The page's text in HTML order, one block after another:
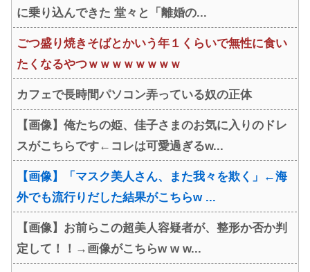
に乗り込んできた 堂々と「離婚の...
ごつ盛り焼きそばとかいう年１くらいで無性に食い
たくなるやつｗｗｗｗｗｗｗｗ
カフェで長時間パソコン弄っている奴の正体
【画像】俺たちの姫、佳子さまのお気に入りのドレ
スがこちらです←コレは可愛過ぎるw...
【画像】「マスク美人さん、また我々を欺く」←海
外でも流行りだした結果がこちらw ...
【画像】お前らこの超美人容疑者が、整形か否か判
定して！！→画像がこちらw w w...